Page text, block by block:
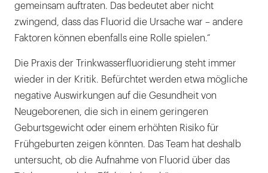
gemeinsam auftraten. Das bedeutet aber nicht
zwingend, dass das Fluorid die Ursache war – andere
Faktoren können ebenfalls eine Rolle spielen.“
Die Praxis der Trinkwasserfluoridierung steht immer
wieder in der Kritik. Befürchtet werden etwa mögliche
negative Auswirkungen auf die Gesundheit von
Neugeborenen, die sich in einem geringeren
Geburtsgewicht oder einem erhöhten Risiko für
Frühgeburten zeigen könnten. Das Team hat deshalb
untersucht, ob die Aufnahme von Fluorid über das